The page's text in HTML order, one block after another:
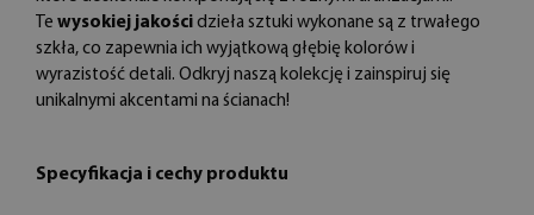
Te wysokiej jakości dzieła sztuki wykonane są z trwałego
szkła, co zapewnia ich wyjątkową głębię kolorów i
wyrazistość detali. Odkryj naszą kolekcję i zainspiruj się
unikalnymi akcentami na ścianach!
Specyfikacja i cechy produktu